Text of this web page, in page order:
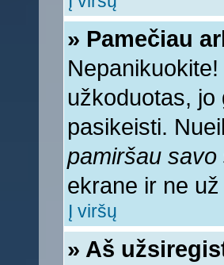
» Pamečiau
užkoduotas, jo
pasikeisti.
pamiršau savo
ekrane ir ne
Į viršų
» Aš